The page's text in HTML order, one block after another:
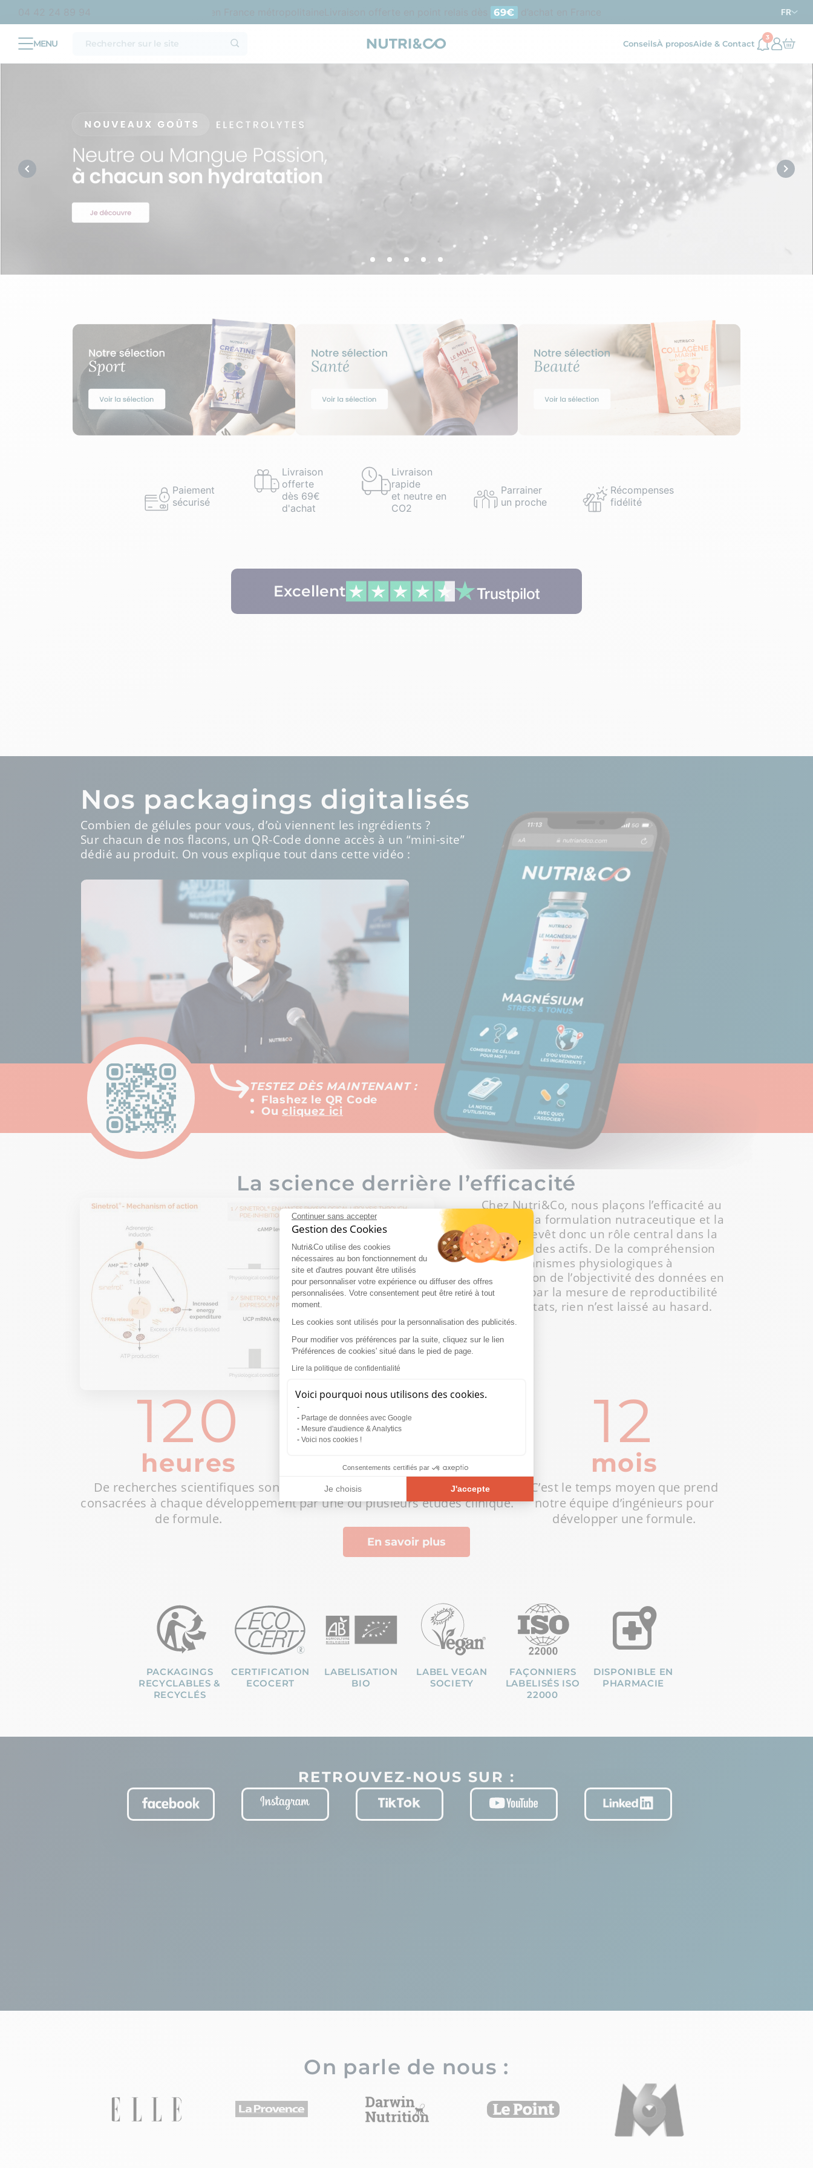
Continuer sans accepter
Gestion des Cookies
Nutri&Co utilise des cookies
nécessaires au bon fonctionnement du
site et d'autres pouvant être utilisés
pour personnaliser votre expérience ou diffuser des offres
personnalisées. Votre consentement peut être retiré à tout
moment.
Les cookies sont utilisés pour la personnalisation des publicités.
Pour modifier vos préférences par la suite, cliquez sur le lien
'Préférences de cookies' situé dans le pied de page.
Lire la politique de confidentialité
Voici pourquoi nous utilisons des cookies.
Partage de données avec Google
Mesure d'audience & Analytics
Voici nos cookies !
Consentements certifiés par
Je choisis J'accepte
Axeptio consent
Plateforme de Gestion du Consentement : Personnalisez vos Options
Notre plateforme vous permet d'adapter et de gérer vos paramètres de confidentialité, en garantissant la conformité avec
d’achat en France métropolitaine FR
ConseilsÀ proposAide & Contact
3
Paiement
sécurisé
Livraison
offerte
dès 69€
d'achat
Livraison
rapide
et neutre en
CO2
Parrainer
un proche
Récompenses
fidélité
Excellent
Nos packagings digitalisés
Combien de gélules pour vous, d’où viennent les ingrédients ?
Sur chacun de nos flacons, un QR-Code donne accès à un “mini-site”
dédié au produit. On vous explique tout dans cette vidéo :
TESTEZ DÈS MAINTENANT :
Flashez le QR Code
Oucliquez ici
La science derrière l’efficacité
Chez Nutri&Co, nous plaçons l’efficacité au
cœur de la formulation nutraceutique et la
science revêt donc un rôle central dans la
sélection des actifs. De la compréhension
des mécanismes physiologiques à
l’évaluation de l’objectivité des données en
passant par la mesure de reproductibilité
des résultats, rien n’est laissé au hasard.
120
heures
De recherches scientifiques sont
consacrées à chaque développement
de formule.
100
pour cent
De nos ingrédients sont objectivés
par une ou plusieurs études clinique.
12
mois
C’est le temps moyen que prend
notre équipe d’ingénieurs pour
développer une formule.
En savoir plus
PACKAGINGS
RECYCLABLES &
RECYCLÉS
CERTIFICATION
ECOCERT
LABELISATION
BIO
LABEL VEGAN
SOCIETY
FAÇONNIERS
LABELISÉS ISO
22000
DISPONIBLE EN
PHARMACIE
RETROUVEZ-NOUS SUR :
On parle de nous :